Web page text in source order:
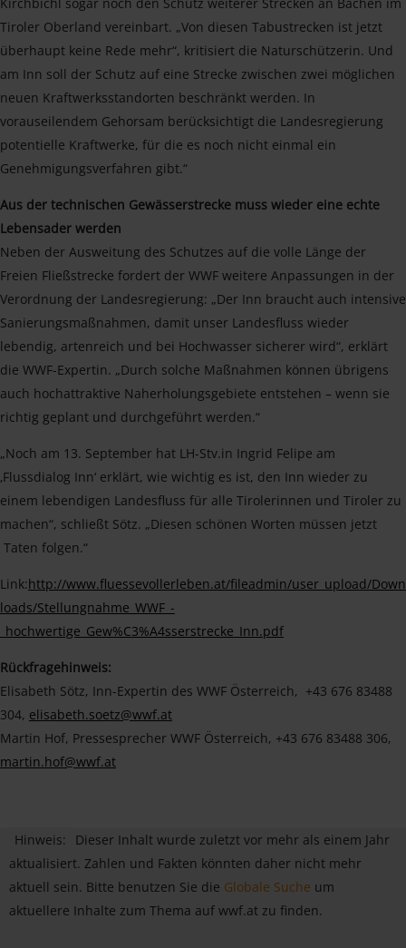
Tiroler Oberland vereinbart. „Von diesen Tabustrecken ist jetzt
überhaupt keine Rede mehr“, kritisiert die Naturschützerin. Und
am Inn soll der Schutz auf eine Strecke zwischen zwei möglichen
neuen Kraftwerksstandorten beschränkt werden. In
vorauseilendem Gehorsam berücksichtigt die Landesregierung
potentielle Kraftwerke, für die es noch nicht einmal ein
Genehmigungsverfahren gibt.“
Aus der technischen Gewässerstrecke muss wieder eine echte
Lebensader werden
Neben der Ausweitung des Schutzes auf die volle Länge der
Freien Fließstrecke fordert der WWF weitere Anpassungen in der
Verordnung der Landesregierung: „Der Inn braucht auch intensive
Sanierungsmaßnahmen, damit unser Landesfluss wieder
lebendig, artenreich und bei Hochwasser sicherer wird“, erklärt
die WWF-Expertin. „Durch solche Maßnahmen können übrigens
auch hochattraktive Naherholungsgebiete entstehen – wenn sie
richtig geplant und durchgeführt werden.“
„Noch am 13. September hat LH-Stv.in Ingrid Felipe am
‚Flussdialog Inn‘ erklärt, wie wichtig es ist, den Inn wieder zu
einem lebendigen Landesfluss für alle Tirolerinnen und Tiroler zu
machen“, schließt Sötz. „Diesen schönen Worten müssen jetzt
Taten folgen.“
Link:http://www.fluessevollerleben.at/fileadmin/user_upload/Down
loads/Stellungnahme_WWF_-
_hochwertige_Gew%C3%A4sserstrecke_Inn.pdf
Rückfragehinweis:
Elisabeth Sötz, Inn-Expertin des WWF Österreich, +43 676 83488
304, elisabeth.soetz@wwf.at
Martin Hof, Pressesprecher WWF Österreich, +43 676 83488 306,
martin.hof@wwf.at
Hinweis:
Dieser Inhalt wurde zuletzt vor mehr als einem Jahr
aktualisiert. Zahlen und Fakten könnten daher nicht mehr
aktuell sein. Bitte benutzen Sie die Globale Suche um
aktuellere Inhalte zum Thema auf wwf.at zu finden.